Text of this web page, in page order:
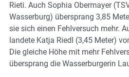
Rieti. Auch Sophia Obermayer
Wasserburg) übersprang 3,85
sie sich einen Fehlversuch mehr.
landete Katja Riedl (3,45 Meter)
Die gleiche Höhe mit mehr
übersprang die Wasserburgerin